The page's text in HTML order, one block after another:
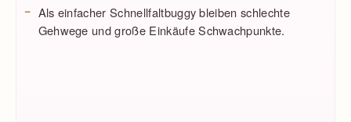
Als einfacher Schnellfaltbuggy bleiben schlechte
Gehwege und große Einkäufe Schwachpunkte.